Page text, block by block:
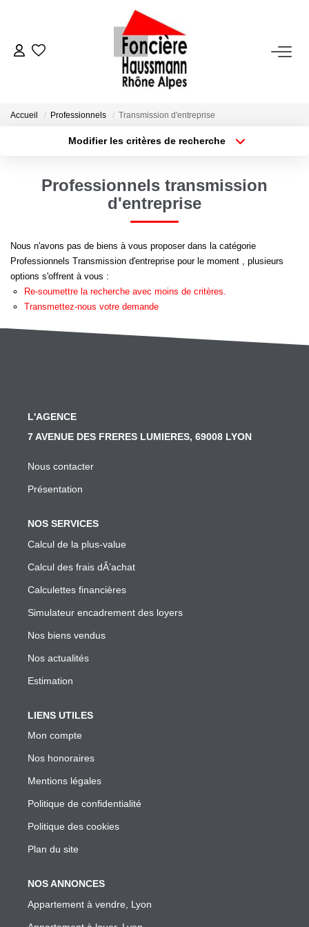
ACHETER
LOUER
Nos Biens En Location
VENDRE
Estimation
Notre Conseil Pour Changer De Syndic
Notre Extranet Pour Le Conseil Syndical Et Les
FAIRE GÉRER
Nos Services Gestion
Conseil En Investissement
Garantie Des Loyers Impayés
Diagnostics Techniques Obligatoires
Mise En Location De Votre Bien
Estimation De Mon Loyer Depuis L'encadrement À
EXTRANET
Accueil Professionnels Transmission d'entreprise
Modifier les critères de recherche
Type de bien
Surface min
Créer une alerte
Professionnels transmission
d'entreprise
Nous n'avons pas de biens à vous proposer dans la catégorie
Professionnels Transmission d'entreprise pour le moment , plusieurs
options s'offrent à vous :
Re-soumettre la recherche avec moins de critères.
Transmettez-nous votre demande
L'AGENCE
7 AVENUE DES FRERES LUMIERES, 69008 LYON
Nous contacter
Présentation
NOS SERVICES
Calcul de la plus-value
Calcul des frais dÂ’achat
Calculettes financières
Simulateur encadrement des loyers
Nos biens vendus
Nos actualités
Estimation
LIENS UTILES
Mon compte
Nos honoraires
Mentions légales
Politique de confidentialité
Politique des cookies
Plan du site
NOS ANNONCES
Appartement à vendre, Lyon